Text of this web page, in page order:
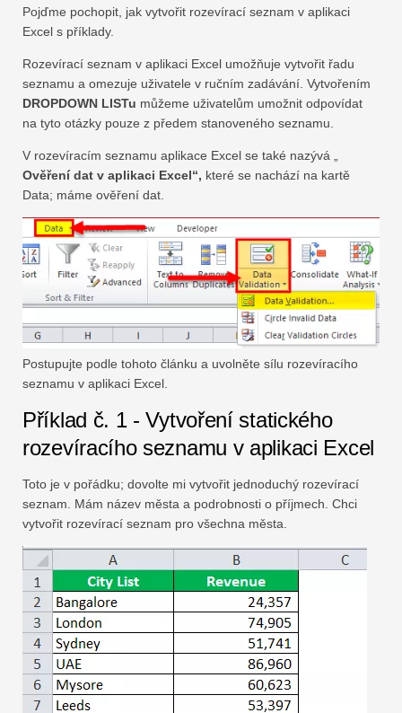
Pojďme pochopit, jak vytvořit rozevírací seznam v aplikaci
Excel s příklady.
Rozevírací seznam v aplikaci Excel umožňuje vytvořit řadu
seznamu a omezuje uživatele v ručním zadávání. Vytvořením
DROPDOWN LISTu můžeme uživatelům umožnit odpovídat
na tyto otázky pouze z předem stanoveného seznamu.
V rozevíracím seznamu aplikace Excel se také nazývá „
Ověření dat v aplikaci Excel“, které se nachází na kartě
Data; máme ověření dat.
Postupujte podle tohoto článku a uvolněte sílu rozevíracího
seznamu v aplikaci Excel.
Příklad č. 1 - Vytvoření statického
rozevíracího seznamu v aplikaci Excel
Toto je v pořádku; dovolte mi vytvořit jednoduchý rozevírací
seznam. Mám název města a podrobnosti o příjmech. Chci
vytvořit rozevírací seznam pro všechna města.